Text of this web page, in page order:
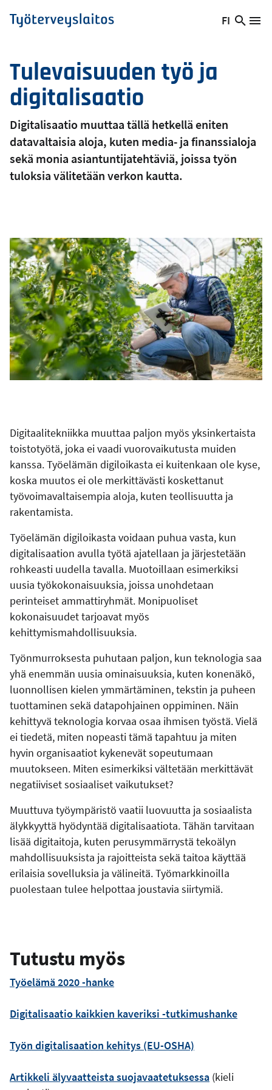
Hyppää
pääsisältöön
Työterveyslaitos
Vaihda
FI
Hae
Tulevaisuuden työ ja
digitalisaatio
Digitalisaatio muuttaa tällä hetkellä eniten
datavaltaisia aloja, kuten media- ja finanssialoja
sekä monia asiantuntijatehtäviä, joissa työn
tuloksia välitetään verkon kautta.
Digitaalitekniikka muuttaa paljon myös yksinkertaista
toistotyötä, joka ei vaadi vuorovaikutusta muiden
kanssa. Työelämän digiloikasta ei kuitenkaan ole kyse,
koska muutos ei ole merkittävästi koskettanut
työvoimavaltaisempia aloja, kuten teollisuutta ja
rakentamista.
Työelämän digiloikasta voidaan puhua vasta, kun
digitalisaation avulla työtä ajatellaan ja järjestetään
rohkeasti uudella tavalla. Muotoillaan esimerkiksi
uusia työkokonaisuuksia, joissa unohdetaan
perinteiset ammattiryhmät. Monipuoliset
kokonaisuudet tarjoavat myös
kehittymismahdollisuuksia.
Työnmurroksesta puhutaan paljon, kun teknologia saa
yhä enemmän uusia ominaisuuksia, kuten konenäkö,
luonnollisen kielen ymmärtäminen, tekstin ja puheen
tuottaminen sekä datapohjainen oppiminen. Näin
kehittyvä teknologia korvaa osaa ihmisen työstä. Vielä
ei tiedetä, miten nopeasti tämä tapahtuu ja miten
hyvin organisaatiot kykenevät sopeutumaan
muutokseen. Miten esimerkiksi vältetään merkittävät
negatiiviset sosiaaliset vaikutukset?
Muuttuva työympäristö vaatii luovuutta ja sosiaalista
älykkyyttä hyödyntää digitalisaatiota. Tähän tarvitaan
lisää digitaitoja, kuten perusymmärrystä tekoälyn
mahdollisuuksista ja rajoitteista sekä taitoa käyttää
erilaisia sovelluksia ja välineitä. Työmarkkinoilla
puolestaan tulee helpottaa joustavia siirtymiä.
Tutustu myös
Työelämä 2020 -hanke
Digitalisaatio kaikkien kaveriksi -tutkimushanke
Työn digitalisaation kehitys (EU-OSHA)
Artikkeli älyvaatteista suojavaatetuksessa (kieli